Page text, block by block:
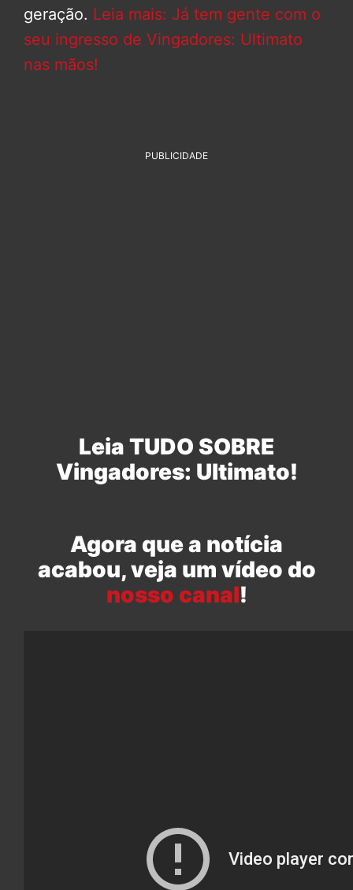
geração. Leia mais: Já tem gente com o
seu ingresso de Vingadores: Ultimato
nas mãos!
PUBLICIDADE
Leia TUDO SOBRE
Vingadores: Ultimato!
Agora que a notícia
acabou, veja um vídeo do
nosso canal!